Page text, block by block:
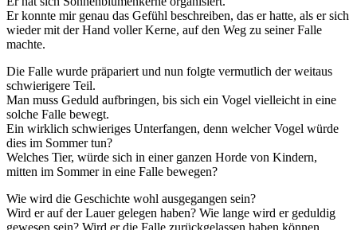
Er konnte mir genau das Gefühl beschreiben, das er hatte, als er sich
wieder mit der Hand voller Kerne, auf den Weg zu seiner Falle
machte.
Die Falle wurde präpariert und nun folgte vermutlich der weitaus
schwierigere Teil.
Man muss Geduld aufbringen, bis sich ein Vogel vielleicht in eine
solche Falle bewegt.
Ein wirklich schwieriges Unterfangen, denn welcher Vogel würde
dies im Sommer tun?
Welches Tier, würde sich in einer ganzen Horde von Kindern,
mitten im Sommer in eine Falle bewegen?
Wie wird die Geschichte wohl ausgegangen sein?
Wird er auf der Lauer gelegen haben? Wie lange wird er geduldig
gewesen sein? Wird er die Falle zurückgelassen haben können,